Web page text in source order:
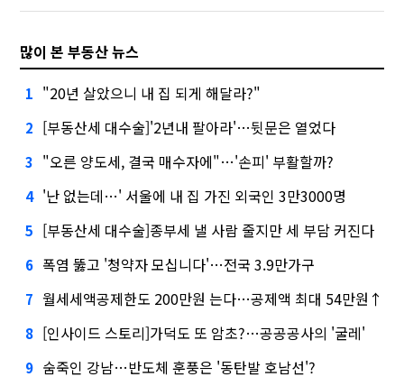
많이 본 부동산 뉴스
1 "20년 살았으니 내 집 되게 해달라?"
2 [부동산세 대수술]'2년내 팔아라'…뒷문은 열었다
3 "오른 양도세, 결국 매수자에"…'손피' 부활할까?
4 '난 없는데…' 서울에 내 집 가진 외국인 3만3000명
5 [부동산세 대수술]종부세 낼 사람 줄지만 세 부담 커진다
6 폭염 뚫고 '청약자 모십니다'…전국 3.9만가구
7 월세세액공제한도 200만원 는다…공제액 최대 54만원↑
8 [인사이드 스토리]가덕도 또 암초?…공공공사의 '굴레'
9 숨죽인 강남…반도체 훈풍은 '동탄발 호남선'?